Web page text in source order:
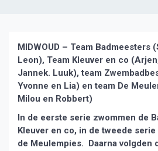
MIDWOUD – Team Badmeesters
Leon), Team Kleuver en co
Jannek. Luuk), team
Yvonne en Lia) en team De
Milou en Robbert)
In de eerste serie zwommen de
Kleuver en co, in de tweede
de Meulempies. Daarna volgden